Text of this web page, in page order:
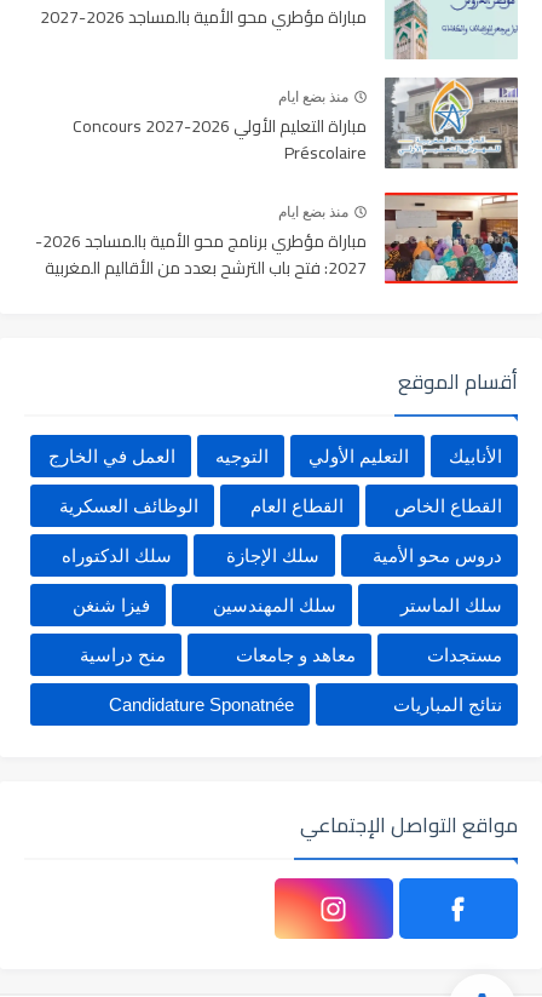
مباراة مؤطري محو الأمية بالمساجد 2026-2027
منذ بضع ايام
مباراة التعليم الأولي 2026-2027 Concours
Préscolaire
منذ بضع ايام
مباراة مؤطري برنامج محو الأمية بالمساجد 2026-
2027: فتح باب الترشح بعدد من الأقاليم المغربية
أقسام الموقع
الأنابيك التعليم الأولي التوجيه العمل في الخارج
القطاع الخاص القطاع العام الوظائف العسكرية
دروس محو الأمية سلك الإجازة سلك الدكتوراه
سلك الماستر سلك المهندسين فيزا شنغن
مستجدات معاهد و جامعات منح دراسية
نتائج المباريات Candidature Sponatnée
مواقع التواصل الإجتماعي